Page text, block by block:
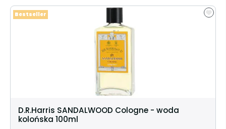
D.R.Harris SANDALWOOD Cologne - woda
kolońska 100ml
Bestseller